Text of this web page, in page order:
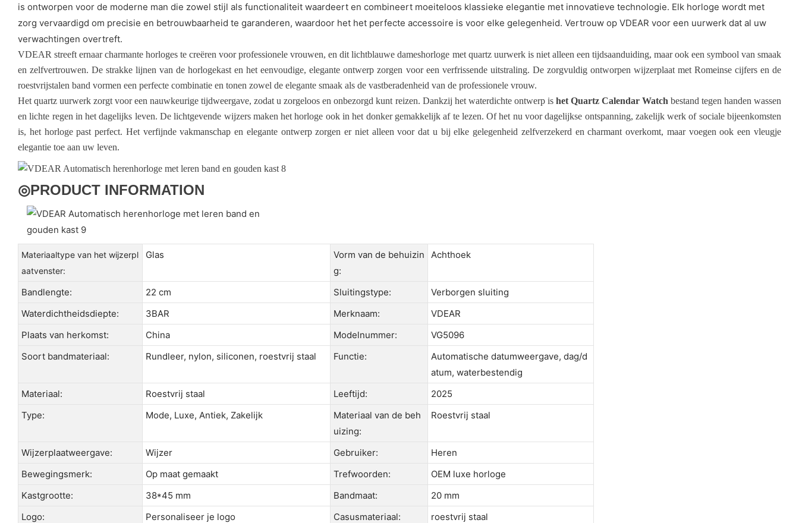
is ontworpen voor de moderne man die zowel stijl als functionaliteit waardeert en combineert moeiteloos klassieke elegantie met innovatieve technologie. Elk horloge wordt met
zorg vervaardigd om precisie en betrouwbaarheid te garanderen, waardoor het het perfecte accessoire is voor elke gelegenheid. Vertrouw op VDEAR voor een uurwerk dat al uw
verwachtingen overtreft.
VDEAR streeft ernaar charmante horloges te creëren voor professionele vrouwen, en dit lichtblauwe dameshorloge met quartz uurwerk is niet alleen een tijdsaanduiding, maar ook een symbool van smaak
en zelfvertrouwen. De strakke lijnen van de horlogekast en het eenvoudige, elegante ontwerp zorgen voor een verfrissende uitstraling. De zorgvuldig ontworpen wijzerplaat met Romeinse cijfers en de
roestvrijstalen band vormen een perfecte combinatie en tonen zowel de elegante smaak als de vastberadenheid van de professionele vrouw.
Het quartz uurwerk zorgt voor een nauwkeurige tijdweergave, zodat u zorgeloos en onbezorgd kunt reizen. Dankzij het waterdichte ontwerp is het Quartz Calendar Watch bestand tegen handen wassen
en lichte regen in het dagelijks leven. De lichtgevende wijzers maken het horloge ook in het donker gemakkelijk af te lezen. Of het nu voor dagelijkse ontspanning, zakelijk werk of sociale bijeenkomsten
is, het horloge past perfect. Het verfijnde vakmanschap en elegante ontwerp zorgen er niet alleen voor dat u bij elke gelegenheid zelfverzekerd en charmant overkomt, maar voegen ook een vleugje
elegantie toe aan uw leven.
◎PRODUCT INFORMATION
Materiaaltype van het wijzerpl
aatvenster:
Glas
Vorm van de behuizin
g:
Achthoek
Bandlengte: 22 cm Sluitingstype:
Verborgen sluiting
Waterdichtheidsdiepte:
3BAR Merknaam:
VDEAR
Plaats van herkomst:
China Modelnummer:
VG5096
Soort bandmateriaal:
Rundleer, nylon, siliconen, roestvrij staal Functie:
Automatische datumweergave, dag/d
atum, waterbestendig
Materiaal:
Roestvrij staal Leeftijd:
2025
Type:
Mode, Luxe, Antiek, Zakelijk
Materiaal van de beh
uizing:
Roestvrij staal
Wijzerplaatweergave: Wijzer Gebruiker:
Heren
Bewegingsmerk:
Op maat gemaakt Trefwoorden:
OEM luxe horloge
Kastgrootte:
38*45 mm Bandmaat:
20 mm
Logo:
Personaliseer je logo Casusmateriaal:
roestvrij staal